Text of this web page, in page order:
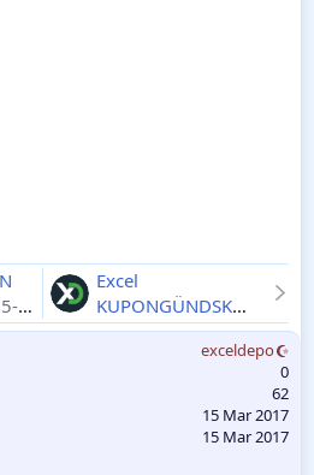
Excel
KUPONGÜNDSK
Fonksiyonu 2025-
exceldepo
0
62
15 Mar 2017
15 Mar 2017